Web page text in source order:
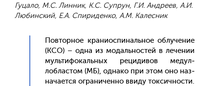
Гуцало, М.С. Линник, К.С. Супрун, Г.И. Андреев, А.И.
Любинский, Е.А. Спириденко, А.М. Калесник
Пов­торное кра­ни­ос­пи­наль­ное об­лу­чение
(КСО) – од­на из мо­даль­нос­тей в ле­чении
муль­ти­фокаль­ных ре­циди­вов ме­дул­
лоблас­том (МБ), од­на­ко при этом оно наз­
на­ча­ет­ся ог­ра­ничен­но вви­ду ток­сичнос­ти.